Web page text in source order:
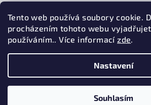
Tento web používá soubory cookie.
procházením tohoto webu
používáním.. Více informacízde.
Nastavení
Souhlasím
Vyhledávání
Hledat
Copyright 2026 .